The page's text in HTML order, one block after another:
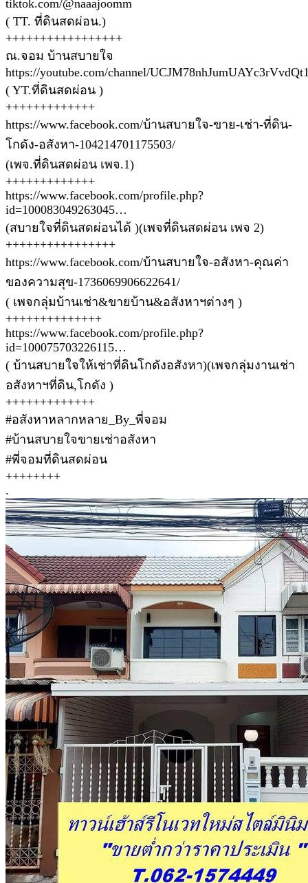
tiktok.com/@naaajoomm
( TT. ที่ดินสดผ่อน.)
+++++++++++++++++
ณ.จอม บ้านสบายใจ
https://youtube.com/channel/
( YT.ที่ดินสดผ่อน )
+++++++++++++
https://www.facebook.com/บ้านสบายใจ-ขาย-เช่า-ที่ดิน-
โกดัง-อสังหา-104214701175503/
(เพจ.ที่ดินสดผ่อน เพจ.1)
+++++++++++++
https://www.facebook.com/profile.php?
id=100083049263045…
(สบายใจที่ดินสดผ่อนได้ )(เพจที่ดินสดผ่อน เพจ 2)
++++++++++++++++
https://www.facebook.com/บ้านสบายใจ-อสังหา-คุณค่า
ของความสุข-1736069906622641/
( เพจกลุ่มบ้านเช่า&ขายบ้าน&อสังหาฯต่างๆ )
++++++++++++++
https://www.facebook.com/profile.php?
id=100075703226115…
( บ้านสบายใจให้เช่าที่ดินโกดังอสังหา)(เพจกลุ่มงานเช่า
อสังหาฯที่ดิน,โกดัง )
+++++++++++++
#อสังหาหลากหลาย_By_พี่จอม
#บ้านสบายใจขายเช่าอสังหา
#พี่จอมที่ดินสดผ่อน
++++++++
.